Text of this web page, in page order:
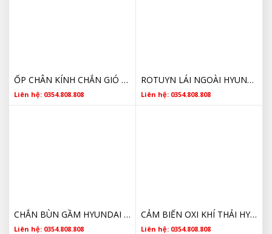
ỐP CHÂN KÍNH CHẮN GIÓ HYUNDAI GETZ 2009 861501C100, 861601C100
Liên hệ: 0354.808.808
ROTUYN LÁI NGOÀI HYUNDAI GETZ 1.1 568201C080, 56820-1C080
Liên hệ: 0354.808.808
CHẮN BÙN GẦM HYUNDAI GETZ 291201C010, 291301C000
Liên hệ: 0354.808.808
CẢM BIẾN OXI KHÍ THẢI HYUNDAI GETZ 1.4 3921022610 HÀNG HÀN QUỐC CHẤT LƯỢNG TỐT
Liên hệ: 0354.808.808